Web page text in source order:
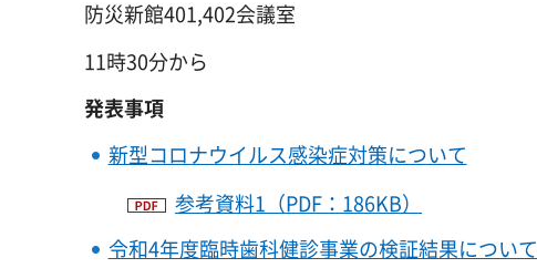
防災新館401,402会議室
11時30分から
発表事項
新型コロナウイルス感染症対策について
参考資料1（PDF：186KB）
令和4年度臨時歯科健診事業の検証結果について